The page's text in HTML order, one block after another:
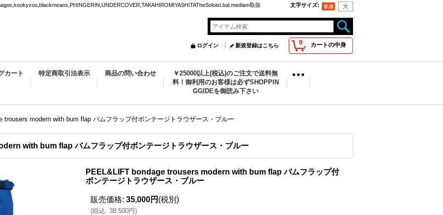
取扱 文字サイズ:
0 カートの中身
ログイン 新規登録はこちら
カート 特定商取引法表示 商品の問い合わせ
￥25000以上(税込)のご注文で送料無
料！御利用のお客様は必ずSHOPPIN
GGIDEを御読み下さい
trousers modern with bum flap バムフラップ付ボンテージトラウザース・ブルー
with bum flap バムフラップ付ボンテージトラウザース・ブルー
PEEL&LIFT bondage trousers modern with bum flap バムフラップ付
ボンテージトラウザース・ブルー
販売価格: 35,000円 (税別)
(税込: 38,500円)